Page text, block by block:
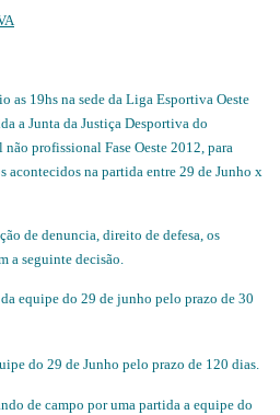
as 19hs na sede da Liga Esportiva Oeste
a Junta da Justiça Desportiva do
profissional Fase Oeste 2012, para
acontecidos na partida entre 29 de Junho x
de denuncia, direito de defesa, os
a seguinte decisão.
equipe do 29 de junho pelo prazo de 30
do 29 de Junho pelo prazo de 120 dias.
de campo por uma partida a equipe do